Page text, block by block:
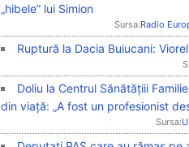
„hibele” lui Simion
Sursa:Radio
Ruptură la Dacia Buiucani:
Doliu la Centrul Sănătățiii
din viață: „A fost un profesionist
Sursa: